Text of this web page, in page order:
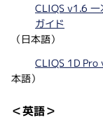
CLIQS v1.6 一
ガイド
（日本語）
CLIQS 1D Pro
本語）
＜英語＞